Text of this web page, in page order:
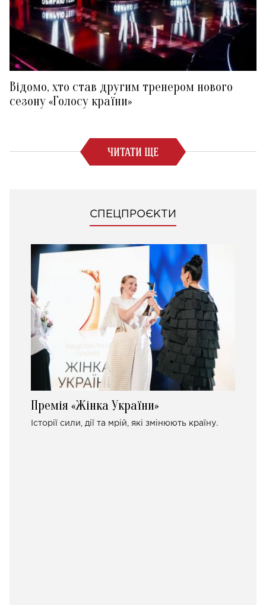
Відомо, хто став другим тренером нового
сезону «Голосу країни»
ЧИТАТИ ЩЕ
СПЕЦПРОЄКТИ
Премія «Жінка України»
Історії сили, дії та мрій, які змінюють країну.